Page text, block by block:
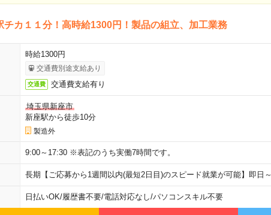
チカ１１分！高時給1300円！製品の組立、加工業務
時給1300円
交通費別途支給あり
交通費 交通費支給有り
埼玉県新座市
新座駅から徒歩10分
製造外
9:00～17:30 ※表記のうち実働7時間です。
長期【ご応募から1週間以内(最短2日目)のスピード就業が可能】即日～
日払いOK/履歴書不要/電話対応なし/パソコンスキル不要